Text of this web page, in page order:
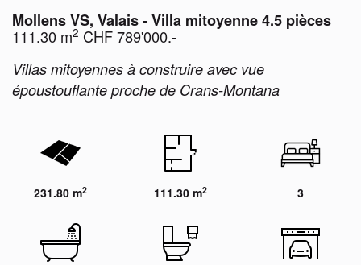
Mollens VS, Valais - Villa mitoyenne 4.5 pièces
111.30 m2 CHF 789'000.-
Villas mitoyennes à construire avec vue
époustouflante proche de Crans-Montana
231.80 m2 111.30 m2 3